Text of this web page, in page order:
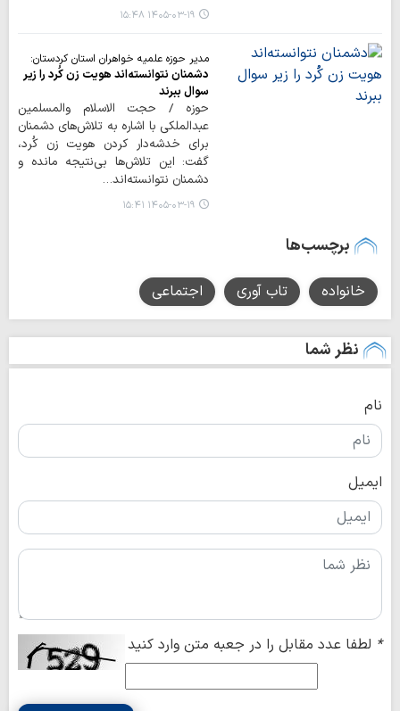
۱۴۰۵-۰۳-۱۹ ۱۵:۴۸
مدیر حوزه علمیه خواهران استان کردستان:
دشمنان نتوانسته‌اند هویت زن کُرد را زیر
سوال ببرند
حوزه / حجت الاسلام والمسلمین
عبدالملکی با اشاره به تلاش‌های دشمنان
برای خدشه‌دار کردن هویت زن کُرد،
گفت: این تلاش‌ها بی‌نتیجه مانده و
دشمنان نتوانسته‌اند…
۱۴۰۵-۰۳-۱۹ ۱۵:۴۱
برچسب‌ها
خانواده تاب آوری اجتماعی
نظر شما
نام
ایمیل
* لطفا عدد مقابل را در جعبه متن وارد کنید